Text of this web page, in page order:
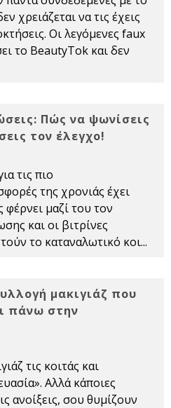
χρειάζεται να τις έχεις
Οι λεγόμενες faux
το BeautyTok και δεν
Πώς να ψωνίσεις
τον έλεγχο!
τις πιο
της χρονιάς έχει
φέρνει μαζί του τον
και οι βιτρίνες
το καταναλωτικό κοι...
μακιγιάζ που
πάνω στην
τις κοιτάς και
Αλλά κάποιες
ανοίξεις, σου θυμίζουν